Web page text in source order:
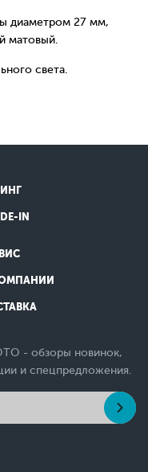
диаметром 27 мм,
матовый.
света.
IN
- обзоры новинок,
и спецпредложения.